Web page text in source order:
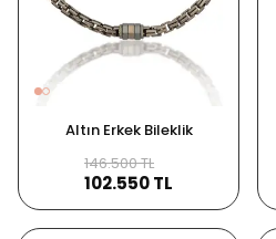
Altın Erkek Bileklik
146.500 TL
102.550 TL